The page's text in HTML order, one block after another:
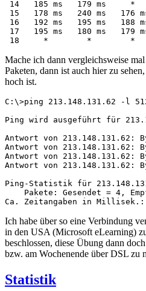
14   185 ms   179 ms     *
15   178 ms   240 ms   176
16   192 ms   195 ms   188
17   195 ms   180 ms   179
18     *        *        *
Mache ich dann vergleichsweise
Paketen, dann ist auch hier zu
hoch ist.
C:\>ping 213.148.131.62 -l
Ping wird ausgeführt für
Antwort von 213.148.131.62:
Antwort von 213.148.131.62:
Antwort von 213.148.131.62:
Antwort von 213.148.131.62:
Ping-Statistik für
Pakete: Gesendet = 4,
Ca. Zeitangaben in Millisek.:
Ich habe über so eine Verbindung
in den USA (Microsoft eLearning)
beschlossen, diese Übung dann
bzw. am Wochenende über DSL zu
Statistik